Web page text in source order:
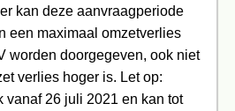
kan deze aanvraagperiode
een maximaal omzetverlies
worden doorgegeven, ook niet
verlies hoger is. Let op:
vanaf 26 juli 2021 en kan tot